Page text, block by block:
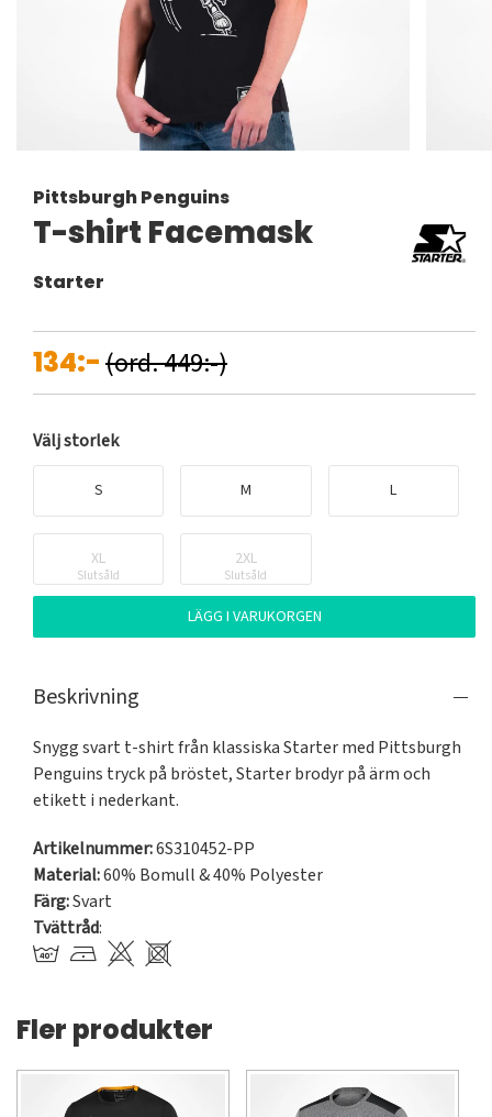
Pittsburgh Penguins
T-shirt Facemask
Starter
134:-(ord. 449:-)
Välj storlek
S M L
XL
Slutsåld
2XL
Slutsåld
LÄGG I VARUKORGEN
Beskrivning
Snygg svart t-shirt från klassiska Starter med Pittsburgh
Penguins tryck på bröstet, Starter brodyr på ärm och
etikett i nederkant.
Artikelnummer:6S310452-PP
Material:60% Bomull & 40% Polyester
Färg:Svart
Tvättråd:
Fler produkter